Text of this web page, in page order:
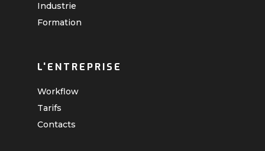
Industrie
Formation
L'ENTREPRISE
Workflow
Tarifs
Contacts